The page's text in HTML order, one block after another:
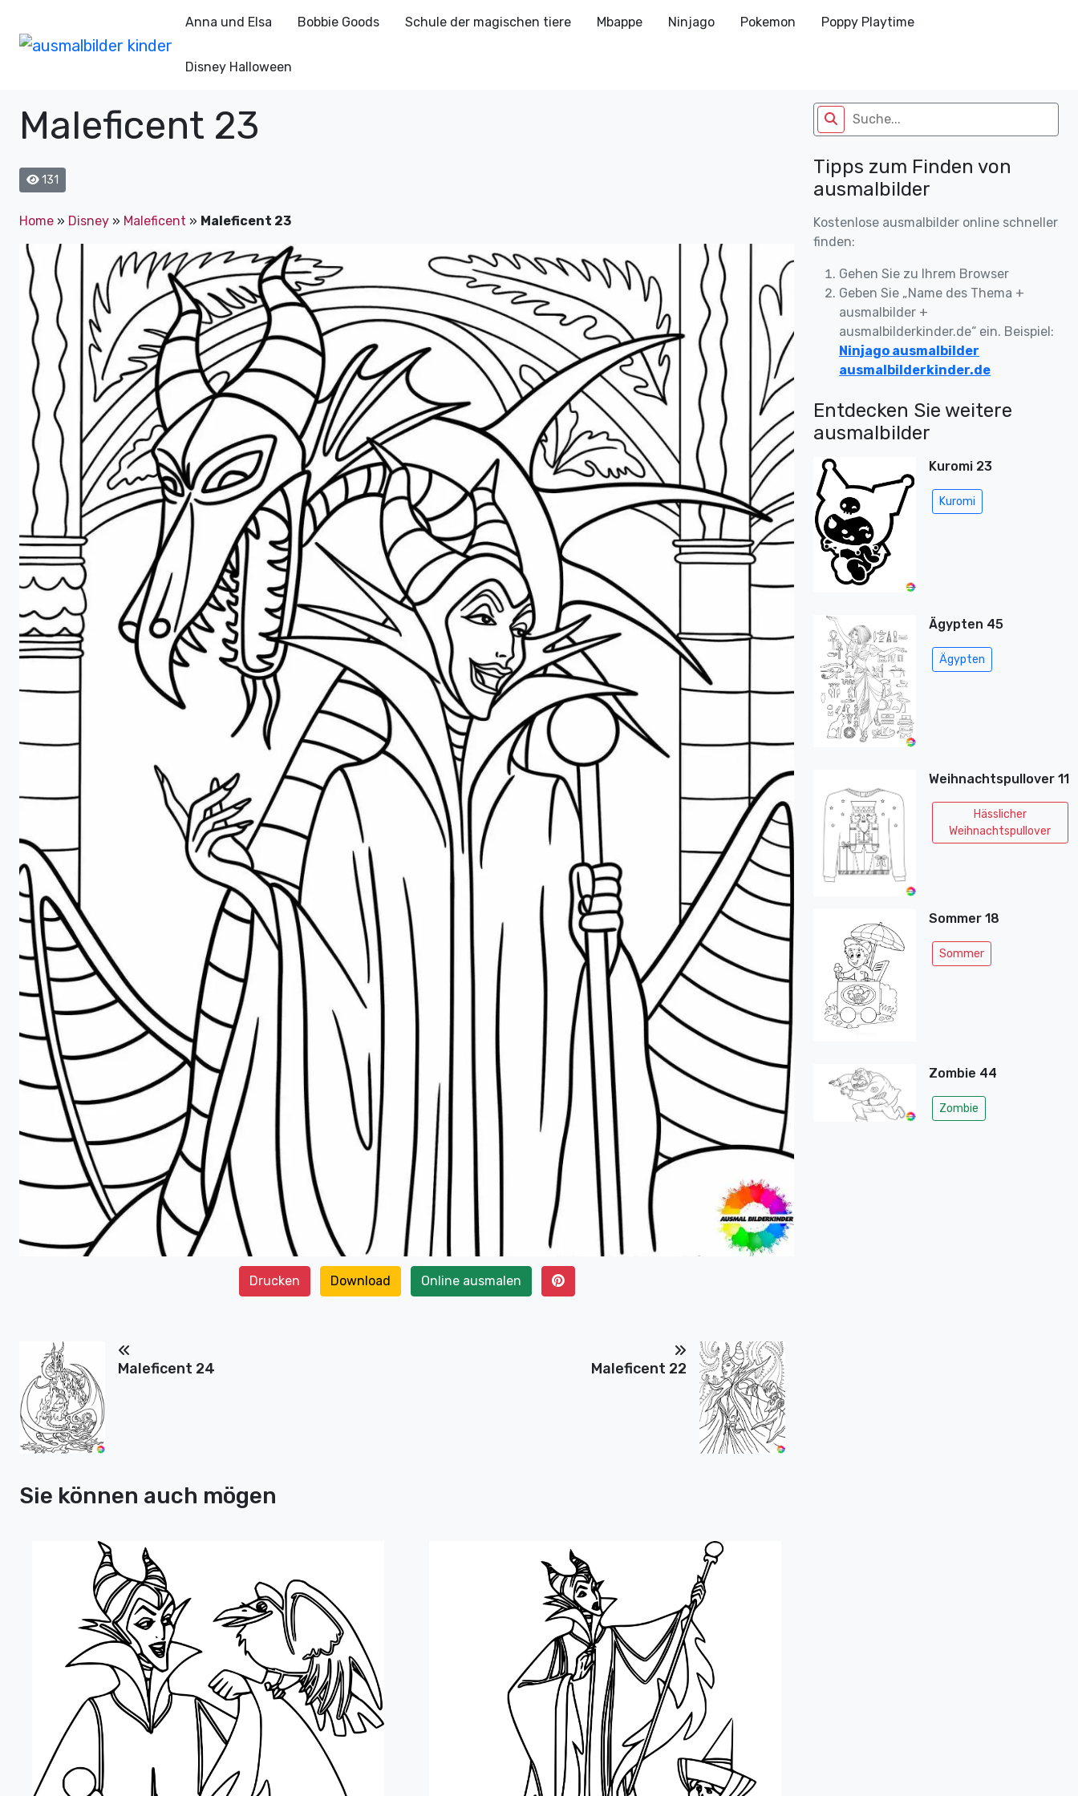
Anna und Elsa Bobbie Goods Schule der magischen tiere Mbappe Ninjago Pokemon Poppy Playtime
Disney Halloween
Maleficent 23
131
Home » Disney » Maleficent » Maleficent 23
Drucken Download Online ausmalen
Maleficent 24 Maleficent 22
Sie können auch mögen
Tipps zum Finden von
ausmalbilder
Kostenlose ausmalbilder online schneller
finden:
Gehen Sie zu Ihrem Browser
Geben Sie „Name des Thema +
ausmalbilder +
ausmalbilderkinder.de“ ein. Beispiel:
Ninjago ausmalbilder
ausmalbilderkinder.de
Entdecken Sie weitere
ausmalbilder
Kuromi 23
Kuromi
Ägypten 45
Ägypten
Weihnachtspullover 11
Hässlicher
Weihnachtspullover
Sommer 18
Sommer
Zombie 44
Zombie